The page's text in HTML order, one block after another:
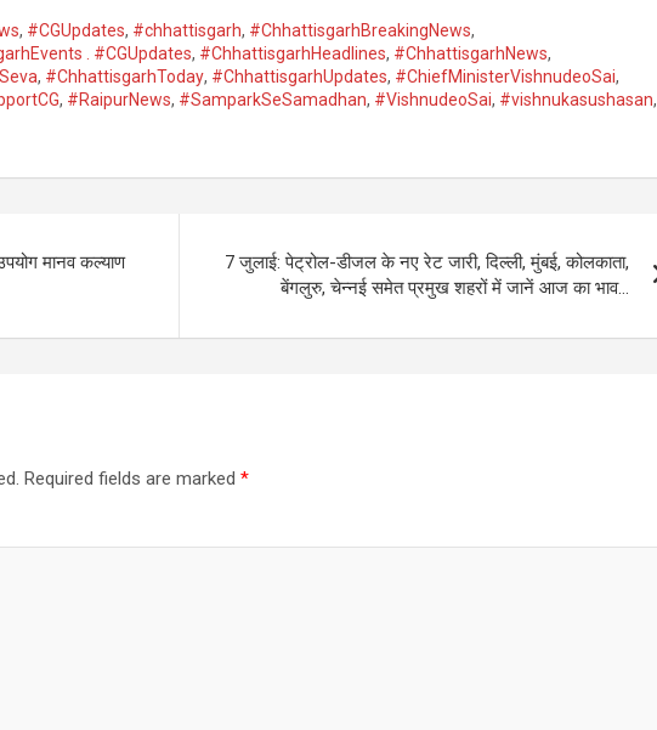
, #CGUpdates, #chhattisgarh, #ChhattisgarhBreakingNews,
. #CGUpdates, #ChhattisgarhHeadlines, #ChhattisgarhNews,
, #ChhattisgarhToday, #ChhattisgarhUpdates, #ChiefMinisterVishnudeoSai,
, #RaipurNews, #SamparkSeSamadhan, #VishnudeoSai, #vishnukasushasan,
मानव कल्याण
7 जुलाई: पेट्रोल-डीजल के नए रेट जारी, दिल्ली, मुंबई, कोलकाता,
बेंगलुरु, चेन्नई समेत प्रमुख शहरों में जानें आज का भाव…
Required fields are marked *